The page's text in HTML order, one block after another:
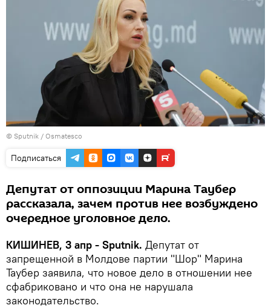
© Sputnik / Osmatesco
Подписаться
Депутат от оппозиции Марина Таубер
рассказала, зачем против нее возбуждено
очередное уголовное дело.
КИШИНЕВ, 3 апр - Sputnik. Депутат от
запрещенной в Молдове партии "Шор" Марина
Таубер заявила, что новое дело в отношении нее
сфабриковано и что она не нарушала
законодательство.